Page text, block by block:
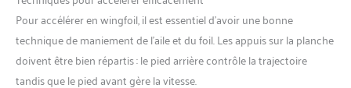
Pour accélérer en wingfoil, il est essentiel d’avoir une bonne
technique de maniement de l’aile et du foil. Les appuis sur la planche
doivent être bien répartis : le pied arrière contrôle la trajectoire
tandis que le pied avant gère la vitesse.